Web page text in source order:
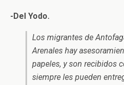
-Del Yodo.
Los migrantes de
Arenales hay
papeles, y son recibidos
siempre les pueden